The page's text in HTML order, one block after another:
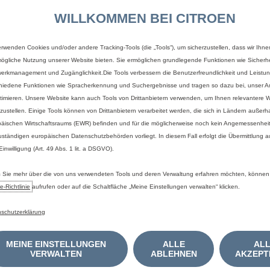
unserer Produktpalette und unserer komplexen IT-Systeme
Website auf dem neuesten Stand zu halten. Trotzdem können wir für
Haftung für Schäden, die oder indirekt aus der Benutzung der Website
Die Werte eines Fahrzeugs hängen nicht nur von der effizienten
vom Fahrverhalten und anderen nichttechnischen Faktoren beeinflusst.
Kraftstoff- bzw. Energieverbrauch und zu den offiziellen spezifischen
Messverfahren in der jeweils
MEIN FAHRZEUG FINDEN ÜBER
WILLKOMMEN BEI CITROEN
Cookies und/oder andere Tracking-Tools (die „Tools“), um sicherzustellen, dass wir
Nutzung unserer Website bieten. Sie ermöglichen grundlegende Funktionen wie
und Zugänglichkeit.Die Tools verbessern die Benutzerfreundlichkeit und
Funktionen wie Spracherkennung und Suchergebnisse und tragen so dazu bei, unser
Unsere Website kann auch Tools von Drittanbietern verwenden, um Ihnen relevantere
Einige Tools können von Drittanbietern verarbeitet werden, die sich in Ländern
Wirtschaftsraums (EWR) befinden und für die möglicherweise noch kein
europäischen Datenschutzbehörden vorliegt. In diesem Fall erfolgt die Übermittlung
(Art. 49 Abs. 1 lit. a DSGVO).
Sie mehr über die von uns verwendeten Tools und deren Verwaltung erfahren möchten,
aufrufen oder auf die Schaltfläche „Meine Einstellungen verwalten“ klicken.
MEINE EINSTELLUNGEN
VERWALTEN
ALLE
ABLEHNEN